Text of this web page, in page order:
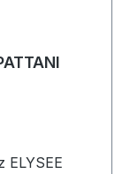
ELYSEE